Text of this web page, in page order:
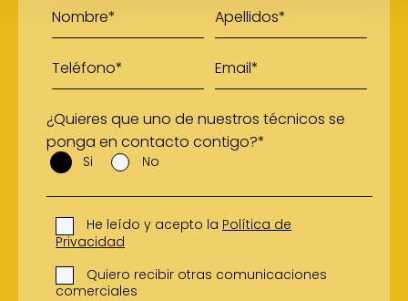
¿Quieres que uno de nuestros técnicos se
ponga en contacto contigo?*
Si No
He leído y acepto la Política de
Privacidad
Quiero recibir otras comunicaciones
comerciales